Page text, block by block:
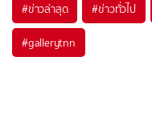
#ข่าวล่าสุด #ข่าวทั่วไป
#gallerytnn